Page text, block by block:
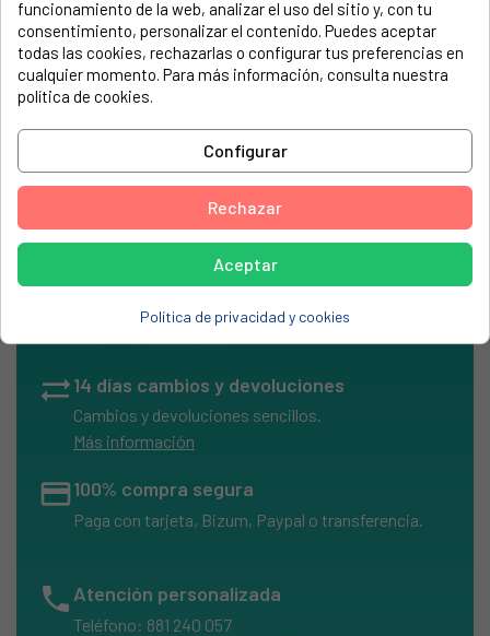
electrodoméstico. Suele estar formado por números y
letras.
Kit Micro interruptor crouzet
local_shipping
Entrega rápida en península
sync_alt14 días cambios y devoluciones
Cambios y devoluciones sencillos.
Más información
credit_card100% compra segura
Paga con tarjeta, Bizum, Paypal o transferencia.
phone Atención personalizada
Teléfono: 881 240 057
funcionamiento de la web, analizar el uso del sitio y, con tu
consentimiento, personalizar el contenido. Puedes aceptar
todas las cookies, rechazarlas o configurar tus preferencias en
cualquier momento. Para más información, consulta nuestra
política de cookies.
Configurar
Rechazar
Aceptar
Política de privacidad y cookies